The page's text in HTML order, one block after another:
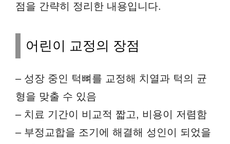
점을 간략히 정리한 내용입니다.
어린이 교정의 장점
– 성장 중인 턱뼈를 교정해 치열과 턱의 균
형을 맞출 수 있음
– 치료 기간이 비교적 짧고, 비용이 저렴함
– 부정교합을 조기에 해결해 성인이 되었을